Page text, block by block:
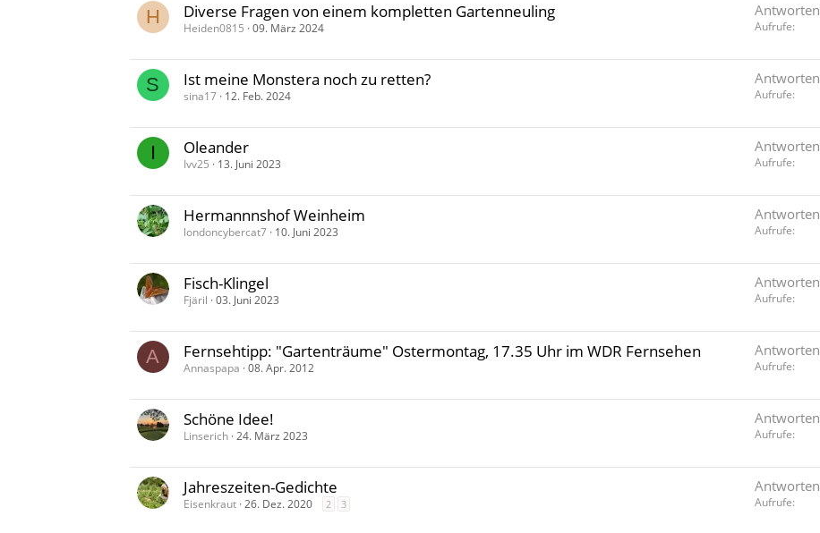
H Diverse Fragen von einem kompletten Gartenneuling
Heiden0815 09. März 2024
Antworten
Aufrufe
S Ist meine Monstera noch zu retten?
sina17 12. Feb. 2024
Antworten
Aufrufe
I Oleander
Ivv25 13. Juni 2023
Antworten
Aufrufe
Hermannnshof Weinheim
londoncybercat7 10. Juni 2023
Antworten
Aufrufe
Fisch-Klingel
Fjäril 03. Juni 2023
Antworten
Aufrufe
A Fernsehtipp: "Gartenträume" Ostermontag, 17.35 Uhr im WDR Fernsehen
Annaspapa 08. Apr. 2012
Antworten
Aufrufe
Schöne Idee!
Linserich 24. März 2023
Antworten
Aufrufe
Jahreszeiten-Gedichte
Eisenkraut 26. Dez. 2020 2 3
Antworten
Aufrufe